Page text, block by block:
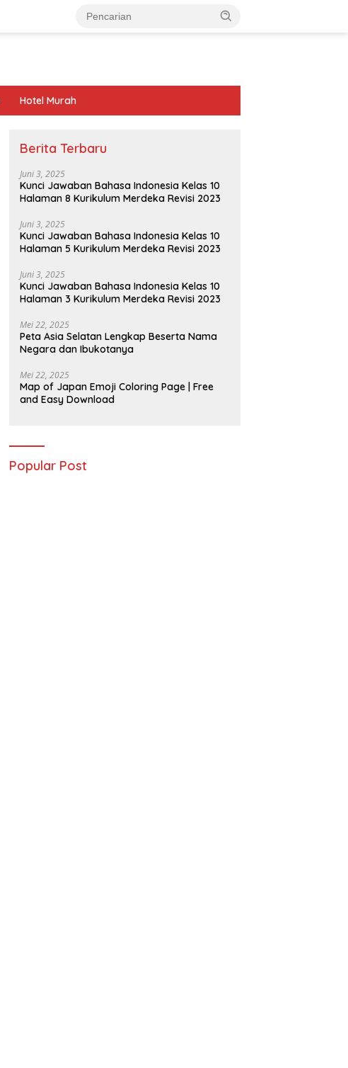
Hotel Murah
Berita Terbaru
Juni 3, 2025
Kunci Jawaban Bahasa Indonesia Kelas 10
Halaman 8 Kurikulum Merdeka Revisi 2023
Juni 3, 2025
Kunci Jawaban Bahasa Indonesia Kelas 10
Halaman 5 Kurikulum Merdeka Revisi 2023
Juni 3, 2025
Kunci Jawaban Bahasa Indonesia Kelas 10
Halaman 3 Kurikulum Merdeka Revisi 2023
Mei 22, 2025
Peta Asia Selatan Lengkap Beserta Nama
Negara dan Ibukotanya
Mei 22, 2025
Map of Japan Emoji Coloring Page | Free
and Easy Download
Popular Post